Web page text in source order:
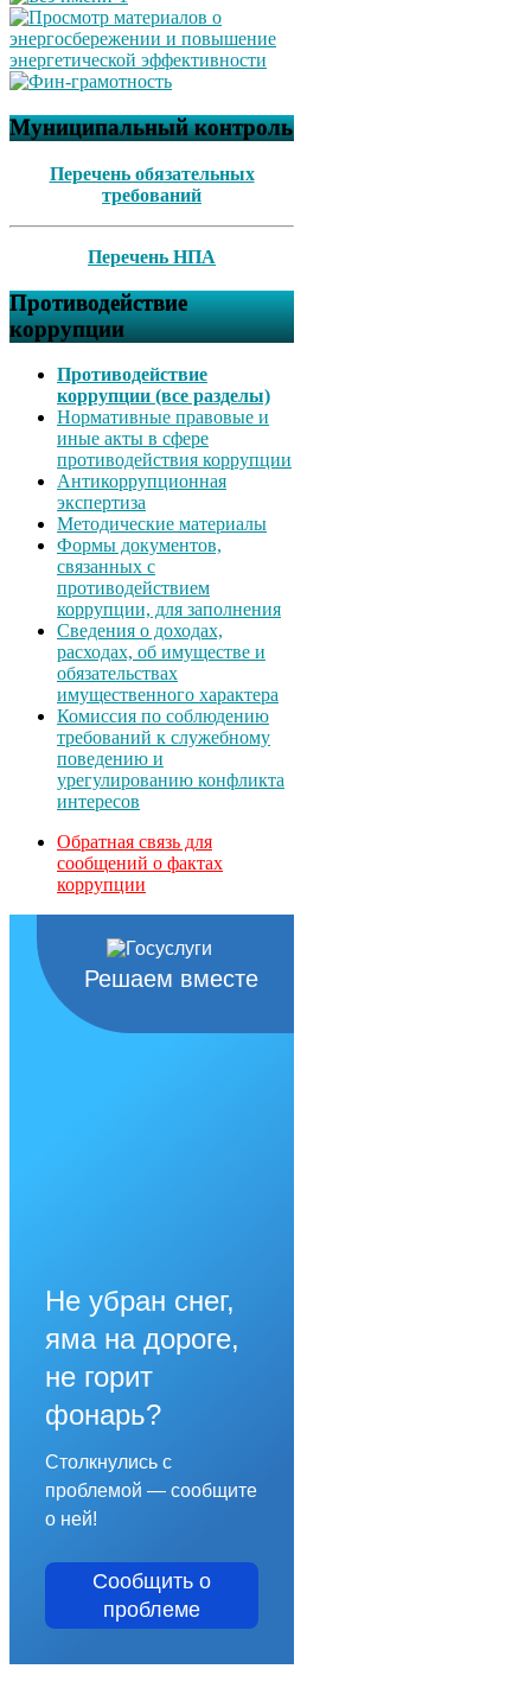
Муниципальный контроль
Перечень обязательных
требований
Перечень НПА
Противодействие
коррупции
Противодействие
коррупции (все разделы)
Нормативные правовые и
иные акты в сфере
противодействия коррупции
Антикоррупционная
экспертиза
Методические материалы
Формы документов,
связанных с
противодействием
коррупции, для заполнения
Сведения о доходах,
расходах, об имуществе и
обязательствах
имущественного характера
Комиссия по соблюдению
требований к служебному
поведению и
урегулированию конфликта
интересов
Обратная связь для
сообщений о фактах
коррупции
Решаем вместе
Не убран снег,
яма на дороге,
не горит
фонарь?
Столкнулись с
проблемой — сообщите
о ней!
Сообщить о
проблеме